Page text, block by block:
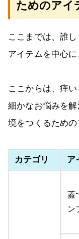
ためのアイ
ここまでは、誰
アイテムを中心に
ここからは、痒
細かなお悩みを
境をつくるための
カテゴリ ア
蓋
ン